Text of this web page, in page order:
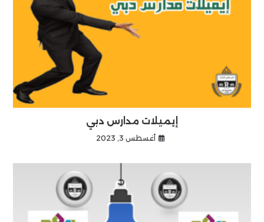
إيميلات مدارس دبي
أغسطس 3, 2023